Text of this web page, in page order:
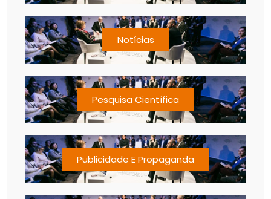
Notícias
Pesquisa Científica
Publicidade E Propaganda